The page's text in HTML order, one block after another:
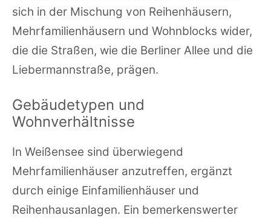
sich in der Mischung von Reihenhäusern,
Mehrfamilienhäusern und Wohnblocks wider,
die die Straßen, wie die Berliner Allee und die
Liebermannstraße, prägen.
Gebäudetypen und
Wohnverhältnisse
In Weißensee sind überwiegend
Mehrfamilienhäuser anzutreffen, ergänzt
durch einige Einfamilienhäuser und
Reihenhausanlagen. Ein bemerkenswerter